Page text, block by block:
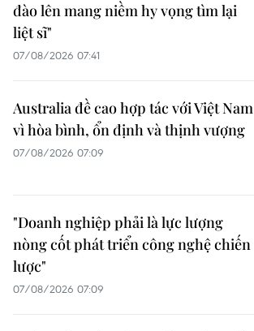
đào lên mang niềm hy vọng tìm lại
liệt sĩ"
07/08/2026 07:41
Australia đề cao hợp tác với Việt Nam
vì hòa bình, ổn định và thịnh vượng
07/08/2026 07:09
"Doanh nghiệp phải là lực lượng
nòng cốt phát triển công nghệ chiến
lược"
07/08/2026 07:09